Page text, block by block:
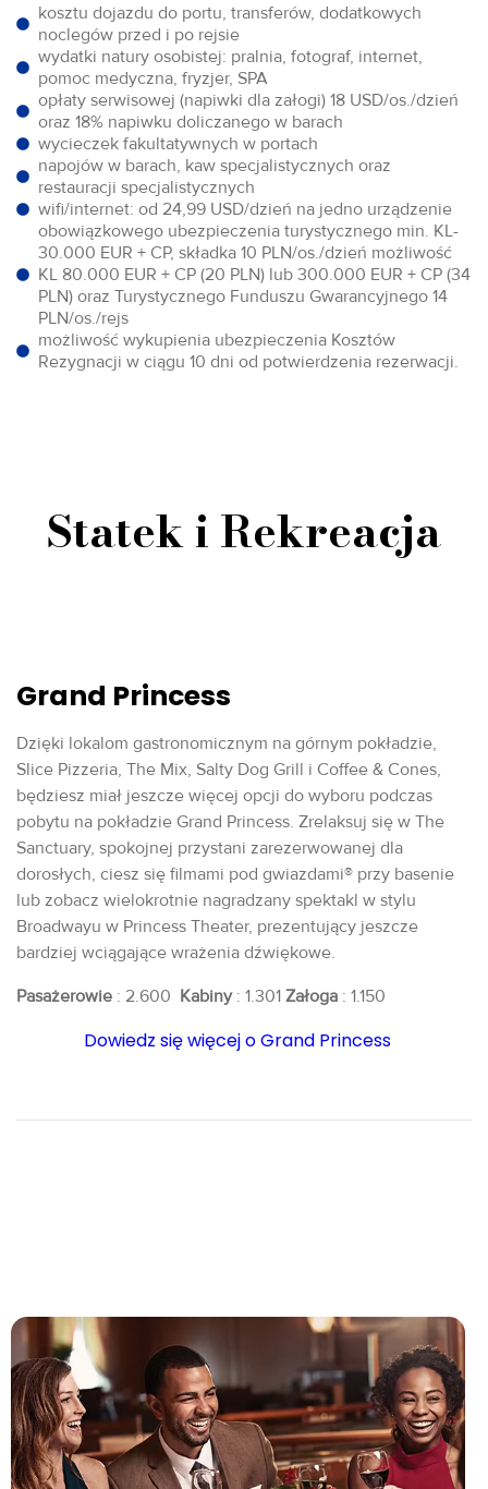
kosztu dojazdu do portu, transferów, dodatkowych
noclegów przed i po rejsie
wydatki natury osobistej: pralnia, fotograf, internet,
pomoc medyczna, fryzjer, SPA
opłaty serwisowej (napiwki dla załogi) 18 USD/os./dzień
oraz 18% napiwku doliczanego w barach
wycieczek fakultatywnych w portach
napojów w barach, kaw specjalistycznych oraz
restauracji specjalistycznych
wifi/internet: od 24,99 USD/dzień na jedno urządzenie
obowiązkowego ubezpieczenia turystycznego min. KL-
30.000 EUR + CP, składka 10 PLN/os./dzień możliwość
KL 80.000 EUR + CP (20 PLN) lub 300.000 EUR + CP (34
PLN) oraz Turystycznego Funduszu Gwarancyjnego 14
PLN/os./rejs
możliwość wykupienia ubezpieczenia Kosztów
Rezygnacji w ciągu 10 dni od potwierdzenia rezerwacji.
Statek i Rekreacja
Grand Princess
Dzięki lokalom gastronomicznym na górnym pokładzie,
Slice Pizzeria, The Mix, Salty Dog Grill i Coffee & Cones,
będziesz miał jeszcze więcej opcji do wyboru podczas
pobytu na pokładzie Grand Princess. Zrelaksuj się w The
Sanctuary, spokojnej przystani zarezerwowanej dla
dorosłych, ciesz się filmami pod gwiazdami® przy basenie
lub zobacz wielokrotnie nagradzany spektakl w stylu
Broadwayu w Princess Theater, prezentujący jeszcze
bardziej wciągające wrażenia dźwiękowe.
Pasażerowie : 2.600 Kabiny: 1.301 Załoga : 1.150
Dowiedz się więcej o Grand Princess